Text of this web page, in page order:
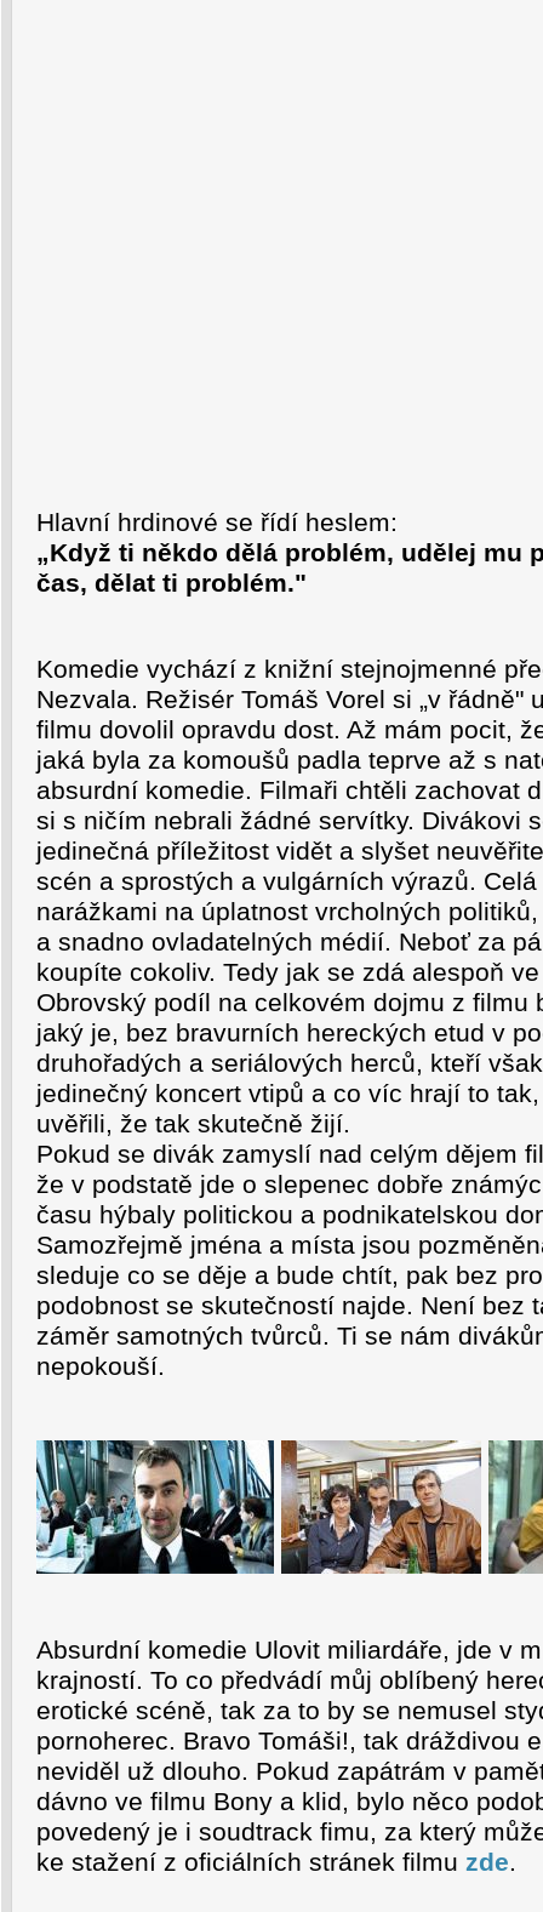
Hlavní hrdinové se řídí heslem:
„Když ti někdo dělá problém, udělej mu
čas, dělat ti problém."
Komedie vychází z knižní stejnojmenné
Nezvala. Režisér Tomáš Vorel si „v řádně"
filmu dovolil opravdu dost. Až mám pocit,
jaká byla za komoušů padla teprve až s
absurdní komedie. Filmaři chtěli zachovat
si s ničím nebrali žádné servítky. Divákovi
jedinečná příležitost vidět a slyšet
scén a sprostých a vulgárních výrazů.
narážkami na úplatnost vrcholných
a snadno ovladatelných médií. Neboť za
koupíte cokoliv. Tedy jak se zdá alespoň
Obrovský podíl na celkovém dojmu z filmu
jaký je, bez bravurních hereckých etud v
druhořadých a seriálových herců, kteří
jedinečný koncert vtipů a co víc hrají to
uvěřili, že tak skutečně žijí.
Pokud se divák zamyslí nad celým dějem
že v podstatě jde o slepenec dobře
času hýbaly politickou a podnikatelskou
Samozřejmě jména a místa jsou
sleduje co se děje a bude chtít, pak bez
podobnost se skutečností najde. Není bez
záměr samotných tvůrců. Ti se nám
nepokouší.
Absurdní komedie Ulovit miliardáře, jde v
krajností. To co předvádí můj oblíbený
erotické scéně, tak za to by se nemusel
pornoherec. Bravo Tomáši!, tak dráždivou
neviděl už dlouho. Pokud zapátrám v
dávno ve filmu Bony a klid, bylo něco
povedený je i soudtrack fimu, za který
ke stažení z oficiálních stránek filmu zde.